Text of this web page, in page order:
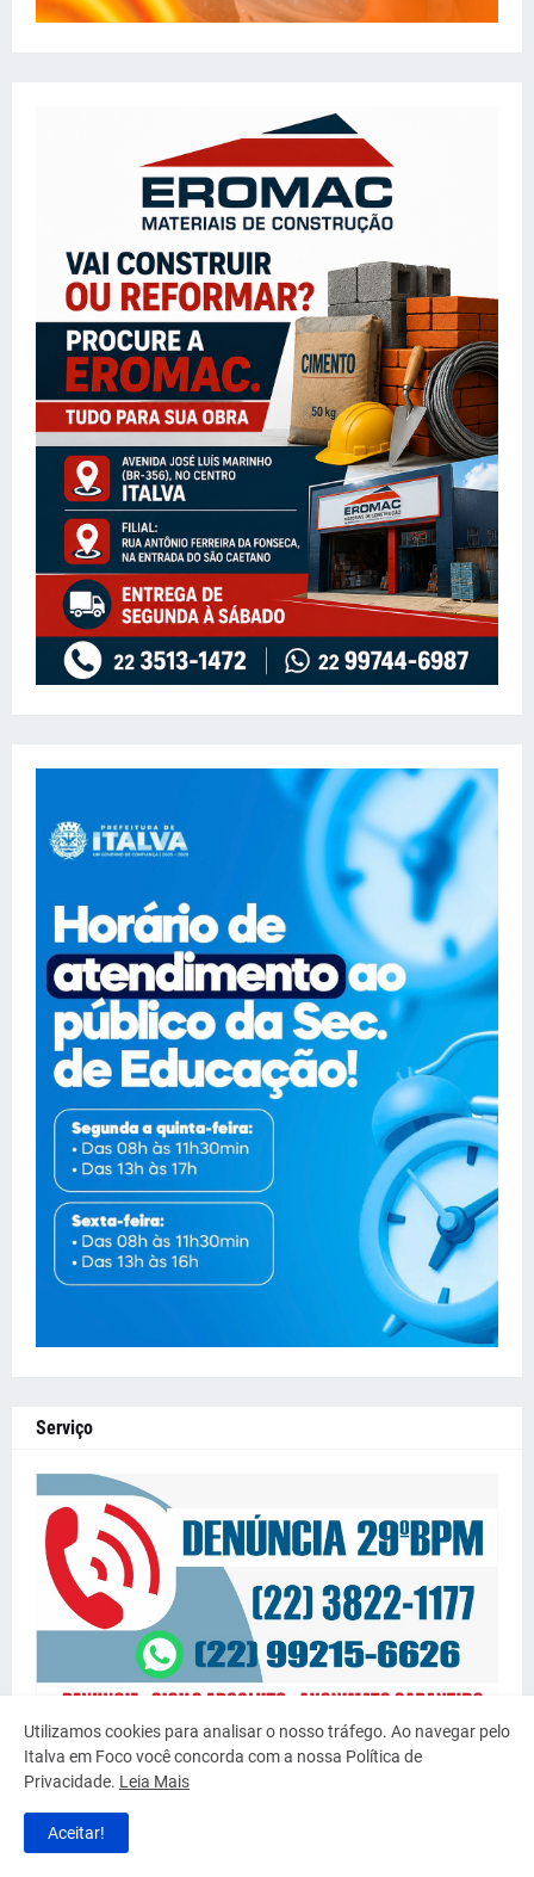
Serviço
Utilizamos cookies para analisar o nosso tráfego. Ao navegar pelo
Italva em Foco você concorda com a nossa Política de
Privacidade. Leia Mais
Aceitar!